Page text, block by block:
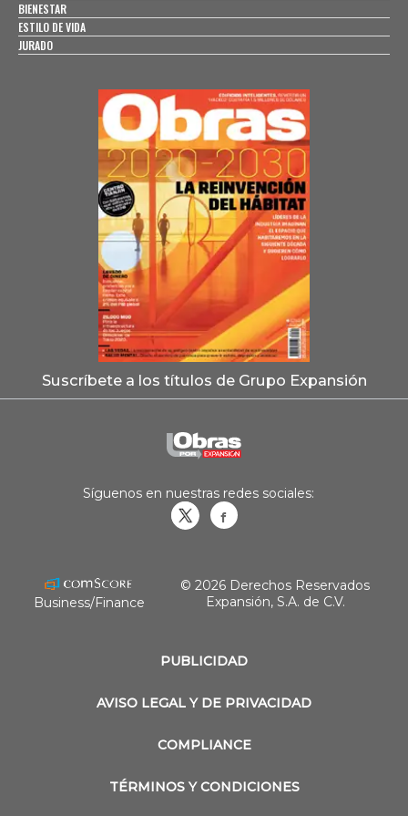
BIENESTAR
ESTILO DE VIDA
JURADO
Suscríbete a los títulos de Grupo Expansión
PUBLICIDAD
AVISO LEGAL Y DE PRIVACIDAD
COMPLIANCE
TÉRMINOS Y CONDICIONES
Síguenos en nuestras redes sociales:
Business/Finance
© 2026 Derechos Reservados
Expansión, S.A. de C.V.